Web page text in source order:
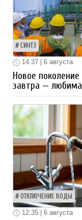
СИНТЗ
14:37 | 6 августа
Новое
завтра —
ОТКЛЮЧЕНИЕ ВОДЫ
12:35 | 6 августа